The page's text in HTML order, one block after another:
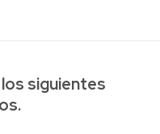
siguientes